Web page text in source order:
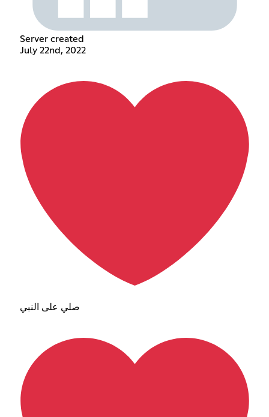
Server created
July 22nd, 2022
صلي على النبي